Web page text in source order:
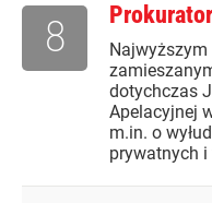
dotychczas
Apelacyjnej
m.in. o
prywatnych i
8